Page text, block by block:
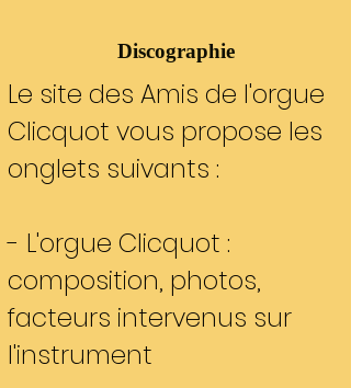
Discographie
Le site des Amis de l'orgue
Clicquot vous propose les
onglets suivants :
- L'orgue Clicquot :
composition, photos,
facteurs intervenus sur
l'instrument